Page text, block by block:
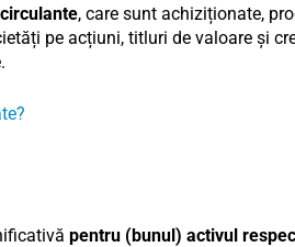
, care sunt achiziționate,
pe acțiuni, titluri de valoare și
pentru (bunul) activul